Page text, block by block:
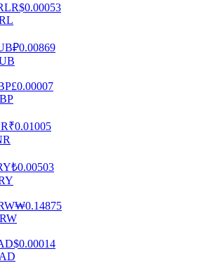
R$0.00053
₽0.00869
£0.00007
₹0.01005
₺0.00503
₩0.14875
$0.00014